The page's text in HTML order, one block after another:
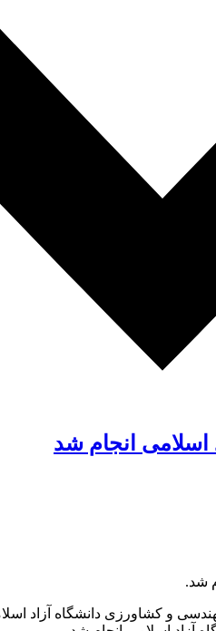
انجام شد
شد.
و کشاورزی دانشگاه